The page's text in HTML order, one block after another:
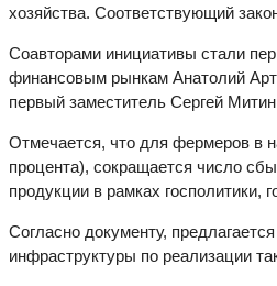
хозяйства. Соответствующий
Соавторами инициативы стали
финансовым рынкам Анатолий
первый заместитель Сергей
Отмечается, что для фермеров в
процента), сокращается число
продукции в рамках госполитики,
Согласно документу,
инфраструктуры по реализации